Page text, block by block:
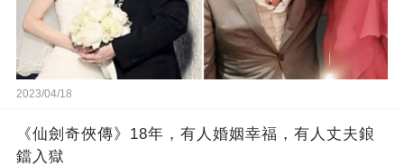
2023/04/18
《仙劍奇俠傳》18年，有人婚姻幸福，有人丈夫鋃
鐺入獄